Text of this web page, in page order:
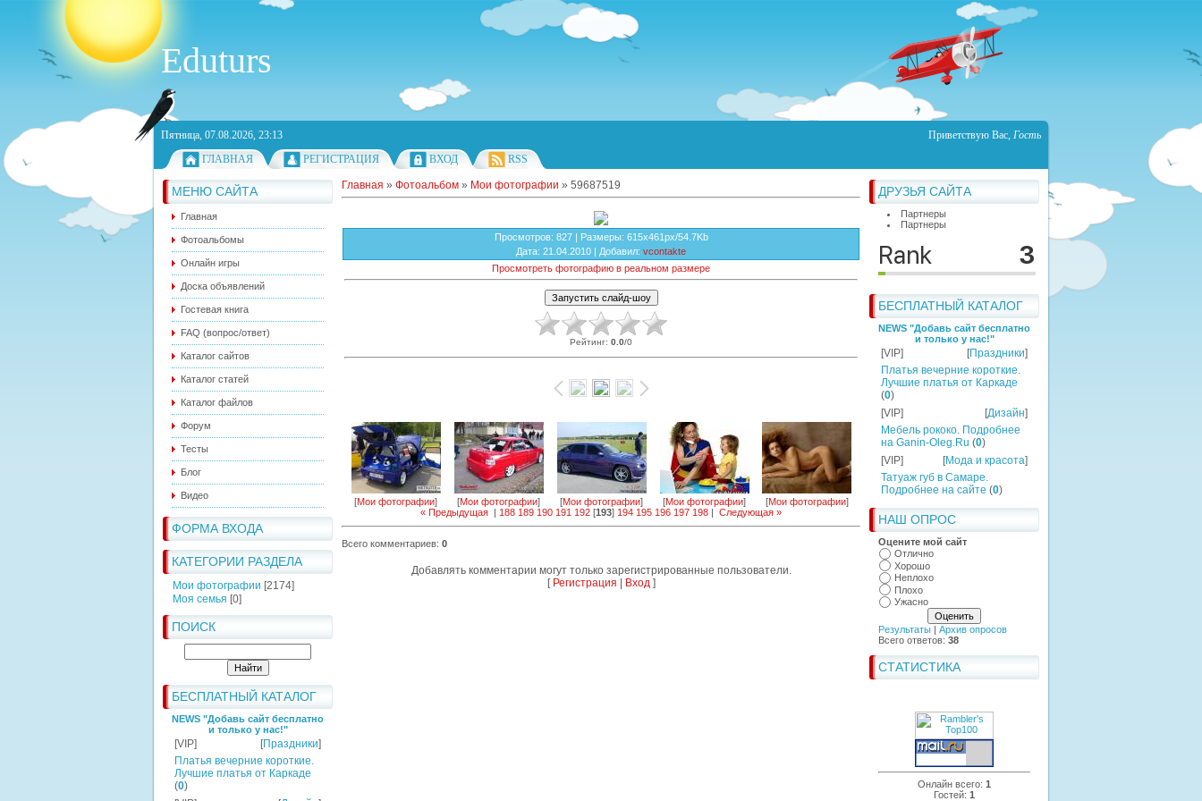
Eduturs
Пятница, 07.08.2026, 23:13 Приветствую Вас, Гость
ГЛАВНАЯ
РЕГИСТРАЦИЯ ВХОД RSS
МЕНЮ САЙТА
Главная
Фотоальбомы
Онлайн игры
Доска объявлений
Гостевая книга
FAQ (вопрос/ответ)
Каталог сайтов
Каталог статей
Каталог файлов
Форум
Тесты
Блог
Видео
ФОРМА ВХОДА
КАТЕГОРИИ РАЗДЕЛА
Мои фотографии [2174]
Моя семья [0]
ПОИСК
БЕСПЛАТНЫЙ КАТАЛОГ
NEWS "Добавь сайт бесплатно
и только у нас!"
[VIP] [Праздники]
Платья вечерние короткие.
Лучшие платья от Каркаде
(0)
ДРУЗЬЯ САЙТА
Партнеры
Партнеры
БЕСПЛАТНЫЙ КАТАЛОГ
NEWS "Добавь сайт бесплатно
и только у нас!"
[VIP] [Праздники]
Платья вечерние короткие.
Лучшие платья от Каркаде
(0)
[VIP]
[Дизайн]
Мебель рококо. Подробнее
на Ganin-Oleg.Ru (0)
[VIP]
[Мода и красота]
Татуаж губ в Самаре.
Подробнее на сайте (0)
НАШ ОПРОС
Оцените мой сайт
Отлично
Хорошо
Неплохо
Плохо
Ужасно
Результаты | Архив опросов
Всего ответов: 38
СТАТИСТИКА
Онлайн всего: 1
Гостей: 1
Главная » Фотоальбом » Мои фотографии » 59687519
Просмотров: 827 | Размеры: 615x461px/54.7Kb
Дата: 21.04.2010 | Добавил: vcontakte
Просмотреть фотографию в реальном размере
Рейтинг: 0.0/0
[Мои фотографии] [Мои фотографии] [Мои фотографии] [Мои фотографии] [Мои фотографии]
« Предыдущая | 188 189 190 191 192 [193] 194 195 196 197 198 | Следующая »
Всего комментариев: 0
Добавлять комментарии могут только зарегистрированные пользователи.
[ Регистрация Вход]